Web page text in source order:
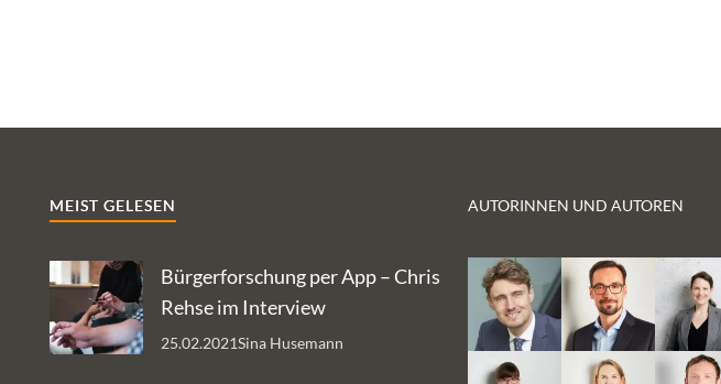
geht dieser Wandel mit einer Reihe von
Studie unter Leitung der Ethikerin Prof.
in unserem Auftrag analysiert.
MEIST GELESEN
Bürgerforschung per App – Chris
Rehse im Interview
Sina Husemann
25.02.2021
AUTORINNEN UND AUTOREN